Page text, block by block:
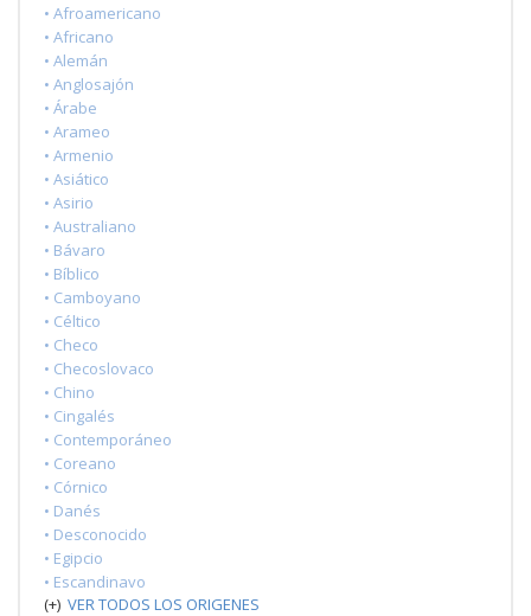
• Afroamericano
• Africano
• Alemán
• Anglosajón
• Árabe
• Arameo
• Armenio
• Asiático
• Asirio
• Australiano
• Bávaro
• Bíblico
• Camboyano
• Céltico
• Checo
• Checoslovaco
• Chino
• Cingalés
• Contemporáneo
• Coreano
• Córnico
• Danés
• Desconocido
• Egipcio
• Escandinavo
(+) VER TODOS LOS ORIGENES